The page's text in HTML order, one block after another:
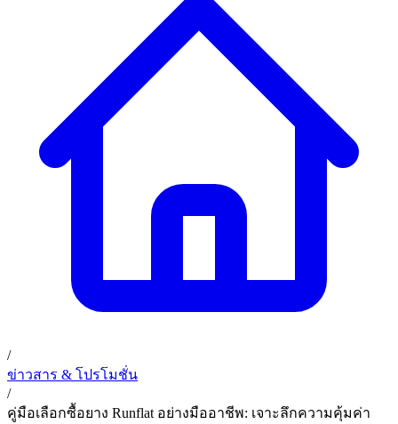
การรับประกันสินค้า
ข่าวสารและโปรโมชั่น
ติดต่อเรา
TH
02 393 3356
ก. เจริญยางยนต์ (บริษัท มิ้งค์ แอนด์ ซีน จำกัด) 2275 ถ.สุขุมวิท
(ระหว่างซอยสุขุมวิท 89/1 - 91) แขวงบางจาก เขตพระโขนง
กรุงเทพมหานคร 10260
ก. เจริญค็อกพิท
อุดมสุข 28 ถนนอุดมสุข แขวงบางนาเหนือ เขตบางนา
/
ข่าวสาร & โปรโมชั่น
/
คู่มือเลือกซื้อยาง Runflat อย่างมืออาชีพ: เจาะลึกความคุ้มค่า